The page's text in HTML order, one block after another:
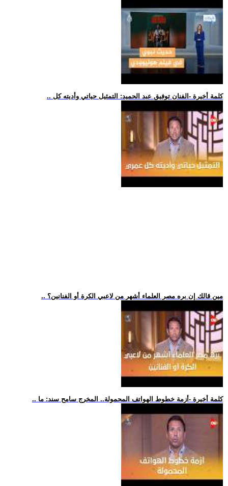
.. كلمة أخيرة -الفنان توفيق عبد الحميد: التمثيل حياتي وأديته كل
.. مين قالك إن بره مصر العلماء أشهر من لاعبي الكرة أو الفنانين؟
.. كلمة أخيرة -أزمة خطوط الهواتف المحمولة.. المخرج سامح سند: ما